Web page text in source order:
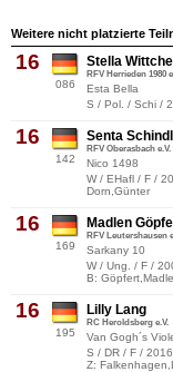
Weitere nicht platzierte
16
086
Stella
RFV Herrieden 1980
Esta Bella
S / Pol. / Schi /
16
142
Senta
RFV Oberasbach e.V.
Nico 1498
W / EHafl / F /
Dorn,Günter
16
169
Madlen
RFV Leutershausen
Sarkany 10
W / Ung. / F /
B:
16
195
Lilly Lang
RC Heroldsberg e.V.
Van Gogh´s
S / DR / F /
Z: